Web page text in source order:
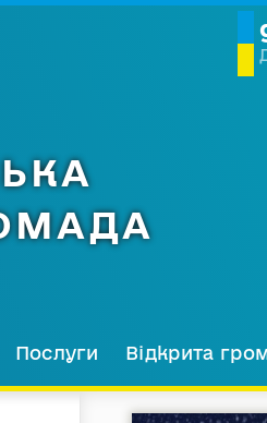
Послуги Відкрита